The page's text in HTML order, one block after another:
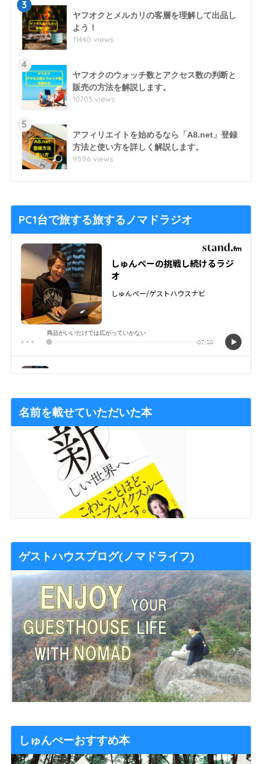
3
ヤフオクとメルカリの客層を理解して出品し
よう！
11440 views
4
ヤフオクのウォッチ数とアクセス数の判断と
販売の方法を解説します。
10703 views
5
アフィリエイトを始めるなら「A8.net」登録
方法と使い方を詳しく解説します。
9596 views
PC1台で旅する旅するノマドラジオ
名前を載せていただいた本
ゲストハウスブログ(ノマドライフ)
しゅんぺーおすすめ本